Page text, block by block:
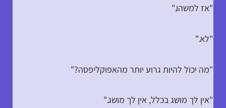
"אז למשהו."
"לא."
"מה יכול להיות גרוע יותר מהאפוקליפסה?"
"אין לך מושג בכלל, אין לך מושג."